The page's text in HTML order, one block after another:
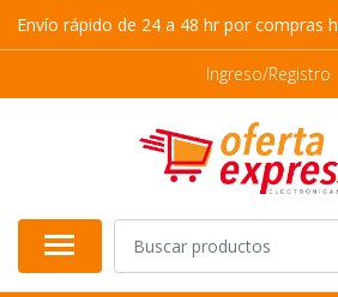
Envío rápido de 24 a 48 hr por compras
Ingreso/Registro